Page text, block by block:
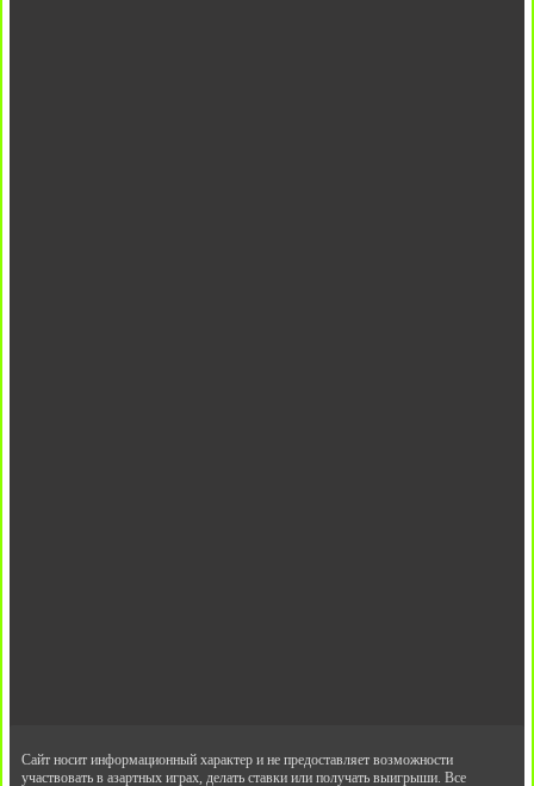
Сайт носит информационный характер и не предоставляет возможности
участвовать в азартных играх, делать ставки или получать выигрыши. Все